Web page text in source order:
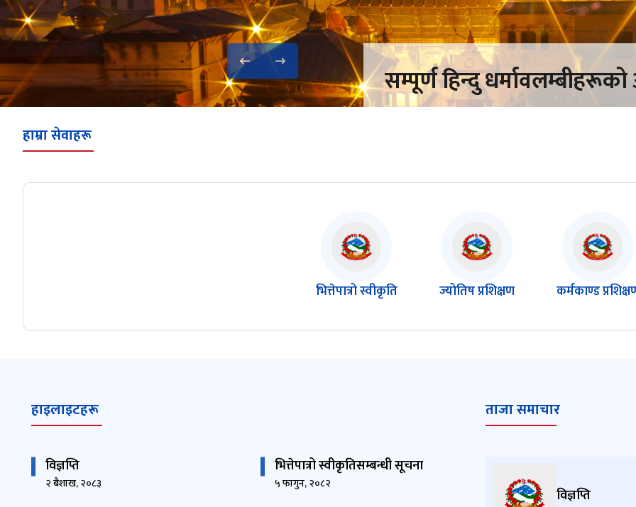
सम्पूर्ण हिन्दु
हाम्रा सेवाहरू
भित्तेपात्रो स्वीकृति ज्योतिष प्रशिक्षण कर्मकाण्ड
हाइलाइटहरू
विज्ञप्ति
२ बैशाख, २०८३
भित्तेपात्रो स्वीकृतिसम्बन्धी सूचना
५ फागुन, २०८२
ताजा समाचार
विज्ञप्ति